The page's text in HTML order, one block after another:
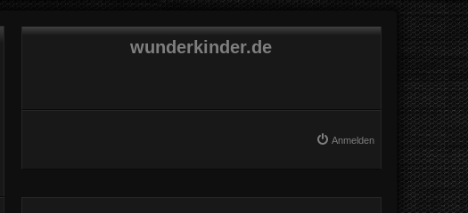
wunderkinder.de
Anmelden